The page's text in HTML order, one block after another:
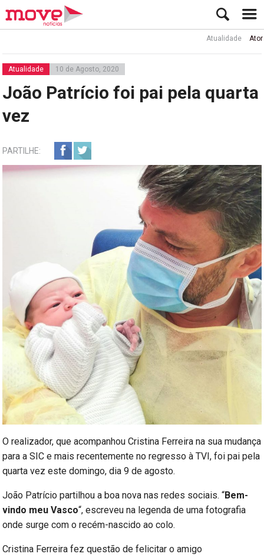
Atualidade Ator Rui
Atualidade 10 de Agosto, 2020
João Patrício foi pai pela quarta
vez
PARTILHE:
O realizador, que acompanhou Cristina Ferreira na sua mudança
para a SIC e mais recentemente no regresso à TVI, foi pai pela
quarta vez este domingo, dia 9 de agosto.
João Patrício partilhou a boa nova nas redes sociais. “Bem-
vindo meu Vasco“, escreveu na legenda de uma fotografia
onde surge com o recém-nascido ao colo.
Cristina Ferreira fez questão de felicitar o amigo